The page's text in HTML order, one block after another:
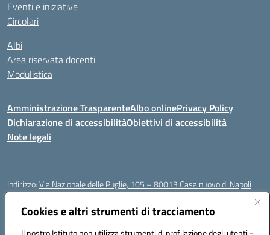
Cookies e altri strumenti di tracciamento
Eventi e iniziative
Circolari
Albi
Area riservata docenti
Modulistica
Amministrazione TrasparenteAlbo onlinePrivacy Policy
Dichiarazione di accessibilitàObiettivi di accessibilità
Note legali
Indirizzo:Via Nazionale delle Puglie, 105 – 80013 Casalnuovo di Napoli
Centralino:
Email:naee32300a@istruzione.it